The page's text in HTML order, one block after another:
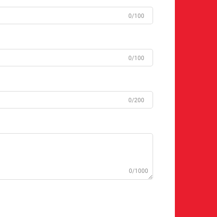
0/100
0/100
0/200
0/1000